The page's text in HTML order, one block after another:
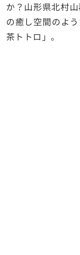
か？山形県北村
の癒し空間のよ
茶トトロ」。